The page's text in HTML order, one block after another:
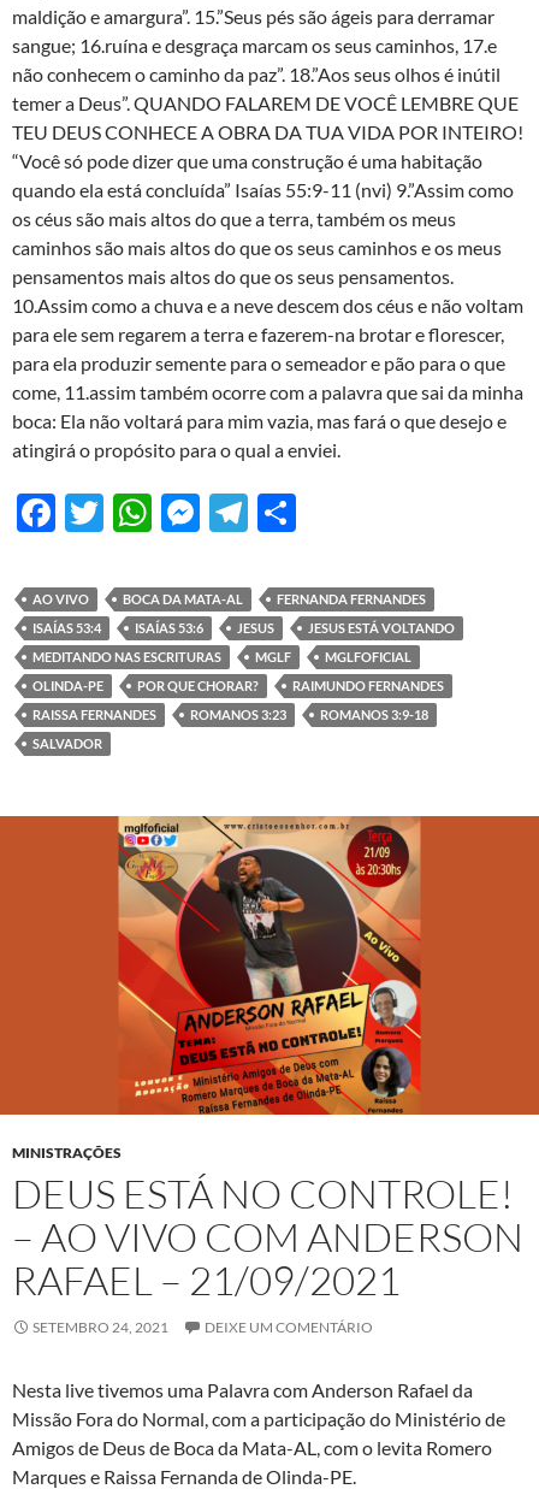
maldição e amargura”. 15.”Seus pés são ágeis para derramar
sangue; 16.ruína e desgraça marcam os seus caminhos, 17.e
não conhecem o caminho da paz”. 18.”Aos seus olhos é inútil
temer a Deus”. QUANDO FALAREM DE VOCÊ LEMBRE QUE
TEU DEUS CONHECE A OBRA DA TUA VIDA POR INTEIRO!
“Você só pode dizer que uma construção é uma habitação
quando ela está concluída” Isaías 55:9-11 (nvi) 9.”Assim como
os céus são mais altos do que a terra, também os meus
caminhos são mais altos do que os seus caminhos e os meus
pensamentos mais altos do que os seus pensamentos.
10.Assim como a chuva e a neve descem dos céus e não voltam
para ele sem regarem a terra e fazerem-na brotar e florescer,
para ela produzir semente para o semeador e pão para o que
come, 11.assim também ocorre com a palavra que sai da minha
boca: Ela não voltará para mim vazia, mas fará o que desejo e
atingirá o propósito para o qual a enviei.
F
e
b
o
o
k
T
itt
er
W
at
s
A
p
p
M
se
n
g
er
T
e
gr
a
m
ar
e
AO VIVO BOCA DA MATA-AL
FERNANDA FERNANDES
ISAÍAS 53:4
ISAÍAS 53:6 JESUS
JESUS ESTÁ VOLTANDO
MEDITANDO NAS ESCRITURAS
MGLF
MGLFOFICIAL
OLINDA-PE
POR QUE CHORAR?
RAIMUNDO FERNANDES
RAISSA FERNANDES
ROMANOS 3:23
ROMANOS 3:9-18
SALVADOR
MINISTRAÇÕES
DEUS ESTÁ NO CONTROLE!
– AO VIVO COM ANDERSON
RAFAEL – 21/09/2021
SETEMBRO 24, 2021 DEIXE UM COMENTÁRIO
Nesta live tivemos uma Palavra com Anderson Rafael da
Missão Fora do Normal, com a participação do Ministério de
Amigos de Deus de Boca da Mata-AL, com o levita Romero
Marques e Raissa Fernanda de Olinda-PE.